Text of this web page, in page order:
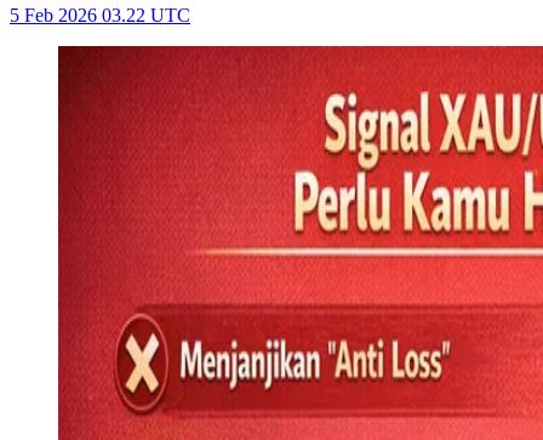
5 Feb 2026 03.22 UTC